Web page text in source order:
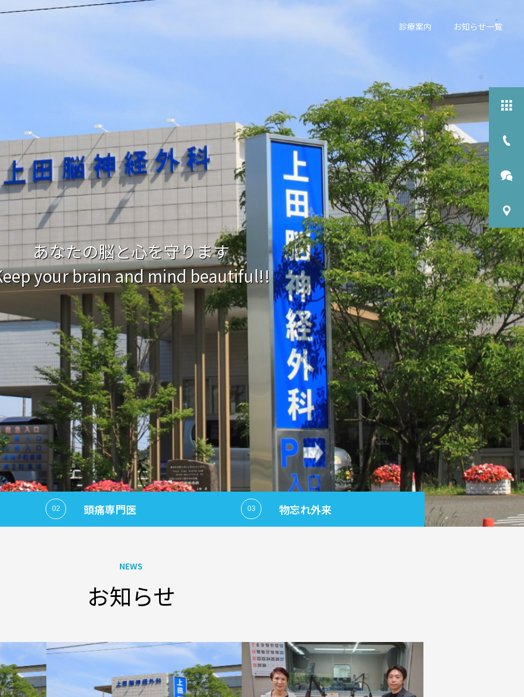
診療案内 お知らせ一覧
詳細を見る
脳の検査 お悩み相談 栄養相談
頭をケガした 手足のしびれ 物忘れ外来
あなたの脳と心を守ります
your brain and mind beautiful!!
頭痛専門医
難しい問題です。 だからこそ「頭痛専
物忘れ外来
「物忘れ外来」を詳しく見る
NEWS
お知らせ